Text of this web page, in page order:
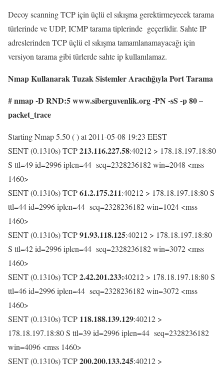
Decoy scanning TCP için üçlü el sıkışma gerektirmeyecek tarama
türlerinde ve UDP, ICMP tarama tiplerinde geçerlidir. Sahte IP
adreslerinden TCP üçlü el sıkışma tamamlanamayacağı için
versiyon tarama gibi türlerde sahte ip kullanılamaz.
Nmap Kullanarak Tuzak Sistemler Aracılığıyla Port Tarama
# nmap -D RND:5 www.siberguvenlik.org -PN -sS -p 80 –
packet_trace
Starting Nmap 5.50 ( ) at 2011-05-08 19:23 EEST
SENT (0.1310s) TCP213.116.227.58:40212 > 178.18.197.18:80
S ttl=49 id=2996 iplen=44 seq=2328236182 win=2048 <mss
1460>
SENT (0.1310s) TCP61.2.175.211:40212 > 178.18.197.18:80 S
ttl=44 id=2996 iplen=44 seq=2328236182 win=1024 <mss
1460>
SENT (0.1310s) TCP91.93.118.125:40212 > 178.18.197.18:80
S ttl=42 id=2996 iplen=44 seq=2328236182 win=3072 <mss
1460>
SENT (0.1310s) TCP2.42.201.233:40212 > 178.18.197.18:80 S
ttl=46 id=2996 iplen=44 seq=2328236182 win=3072 <mss
1460>
SENT (0.1310s) TCP 118.188.139.129:40212 >
178.18.197.18:80 S ttl=39 id=2996 iplen=44 seq=2328236182
win=4096 <mss 1460>
SENT (0.1310s) TCP200.200.133.245:40212 >